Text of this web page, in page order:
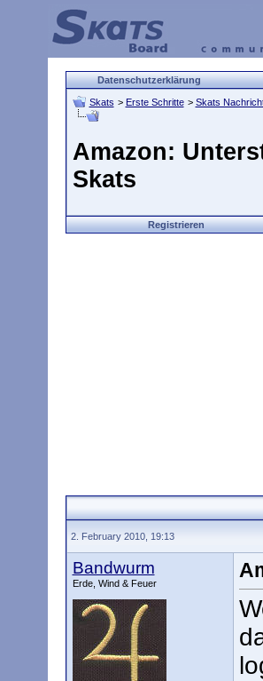
Datenschutzerklärung
Skats > Erste Schritte > Skats
Amazon:
Skats
Registrieren
2. February 2010, 19:13
Bandwurm
Erde, Wind & Feuer